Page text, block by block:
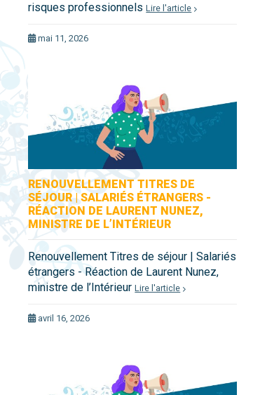
risques professionnelsLire l'article
mai 11, 2026
RENOUVELLEMENT TITRES DE
SÉJOUR | SALARIÉS ÉTRANGERS -
RÉACTION DE LAURENT NUNEZ,
MINISTRE DE L’INTÉRIEUR
Renouvellement Titres de séjour | Salariés
étrangers - Réaction de Laurent Nunez,
ministre de l’IntérieurLire l'article
avril 16, 2026